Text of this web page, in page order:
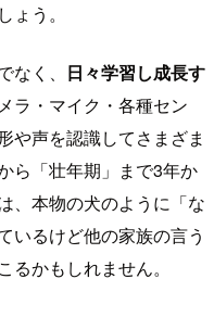
う。
く、 日々学習し成長す
ラ・マイク・各種セン
や声を認識してさまざま
ら「壮年期」まで3年か
、本物の犬のように「な
いるけど他の家族の言う
かもしれません。